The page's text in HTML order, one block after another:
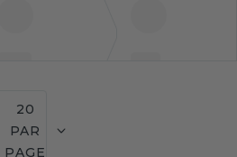
20
PAR
PAGE